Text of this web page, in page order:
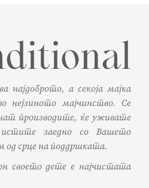
најдоброто, а секоја мајка
нејзиното мајчинство. Се
производите, ќе уживате
заедно со Вашето
од срце на поддршката.
своето дете е најчистата